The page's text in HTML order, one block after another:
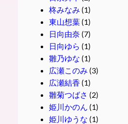
柊みなみ (1)
東山想葉(1)
日向由奈 (7)
日向ゆら (1)
雛乃ゆな (1)
広瀬このみ (3)
広瀬結香 (1)
雛菊つばさ (2)
姫川かのん (1)
姫川ゆうな (1)